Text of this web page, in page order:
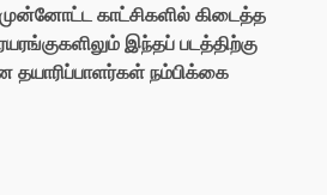
காட்சிகளில் கிடைத்த
இந்தப் படத்திற்கு
தயாரிப்பாளர்கள் நம்பிக்கை